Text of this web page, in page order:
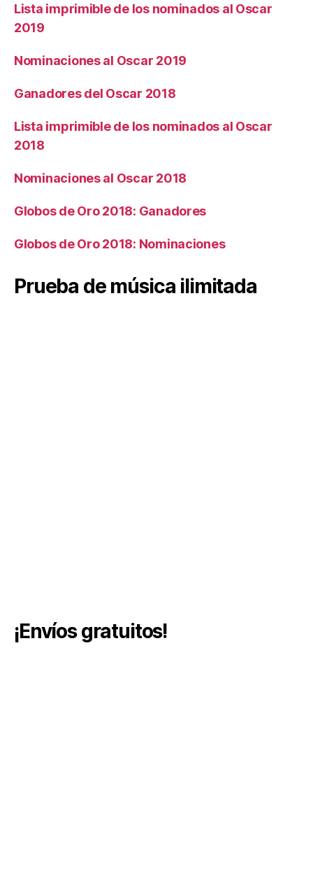
Lista imprimible de los nominados al Oscar
2019
Nominaciones al Oscar 2019
Ganadores del Oscar 2018
Lista imprimible de los nominados al Oscar
2018
Nominaciones al Oscar 2018
Globos de Oro 2018: Ganadores
Globos de Oro 2018: Nominaciones
Prueba de música ilimitada
¡Envíos gratuitos!